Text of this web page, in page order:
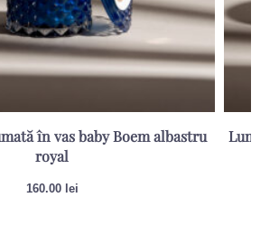
în vas baby Boem albastru
royal
160.00 lei